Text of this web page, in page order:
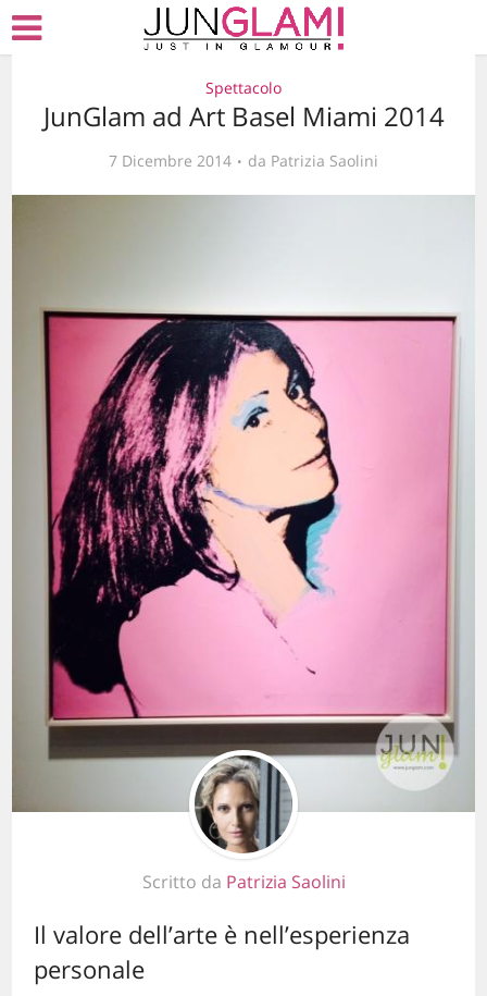
Spettacolo
JunGlam ad Art Basel Miami 2014
7 Dicembre 2014 da Patrizia Saolini
Scritto da Patrizia Saolini
Il valore dell’arte è nell’esperienza
personale